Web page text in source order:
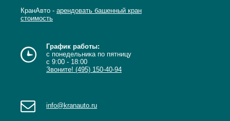
КранАвто - арендовать башенный кран
стоимость
График работы:
с понедельника по пятницу
с 9:00 - 18:00
Звоните! (495) 150-40-94
info@kranauto.ru